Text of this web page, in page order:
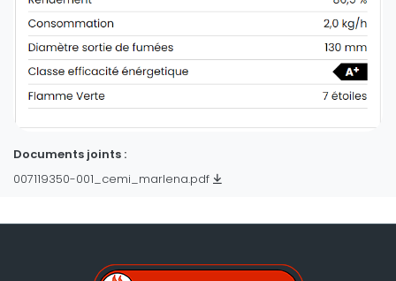
Documents joints :
007119350-001_cemi_marlena.pdf